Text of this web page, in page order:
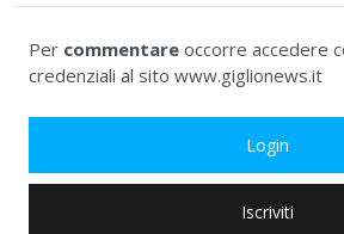
Per commentare occorre accedere
credenziali al sito www.giglionews.it
Login
Iscriviti